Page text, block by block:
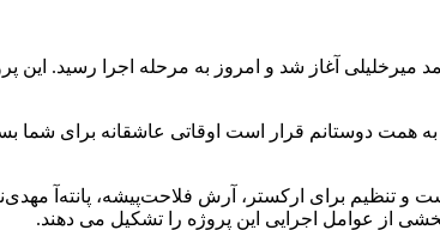
آغاز شد و امروز به مرحله اجرا رسید. این
قرار است اوقاتی عاشقانه برای شما
برای ارکستر، آرش فلاحت‌پیشه، پانته‌آ
از عوامل اجرایی این پروژه را تشکیل می دهند.